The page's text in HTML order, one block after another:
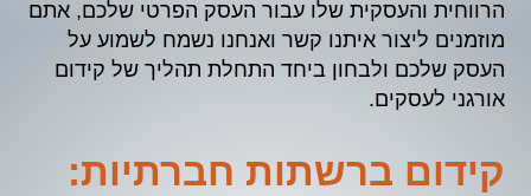
הרווחית והעסקית שלו עבור העסק הפרטי שלכם, אתם
מוזמנים ליצור איתנו קשר ואנחנו נשמח לשמוע על
העסק שלכם ולבחון ביחד התחלת תהליך של קידום
אורגני לעסקים.
קידום ברשתות חברתיות: